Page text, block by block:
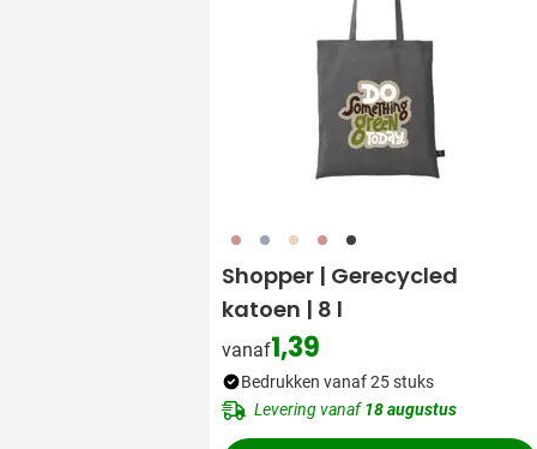
003 005 357 008 491
Shopper | Gerecycled
katoen | 8 l
vanaf1,39
Bedrukken vanaf 25 stuks
Levering vanaf18 augustus